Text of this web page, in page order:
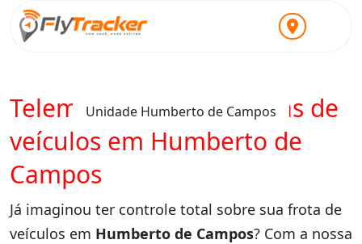
Unidade Humberto de Campos
Telemetria para locadoras de
veículos em Humberto de
Campos
Já imaginou ter controle total sobre sua frota de
veículos em Humberto de Campos? Com a nossa